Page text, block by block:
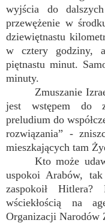
wyjścia do
przewężenie w
dziewiętnastu
w cztery godziny,
piętnastu minut.
minuty.
Zmuszanie
jest wstępem do
preludium do
rozwiązania” -
mieszkających tam
Kto może
uspokoi Arabów,
zaspokoił Hitlera?
wściekłością na
Organizacji Narodów